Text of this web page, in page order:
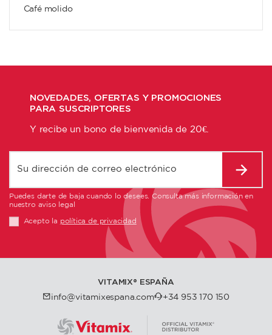
Café molido
NOVEDADES, OFERTAS Y PROMOCIONES
PARA SUSCRIPTORES
Y recibe un bono de bienvenida de 20€.
Puedes darte de baja cuando lo desees. Consulta más información en
nuestro aviso legal
Acepto la política de privacidad
VITAMIX®️ ESPAÑA
info@vitamixespana.com +34 953 170 150